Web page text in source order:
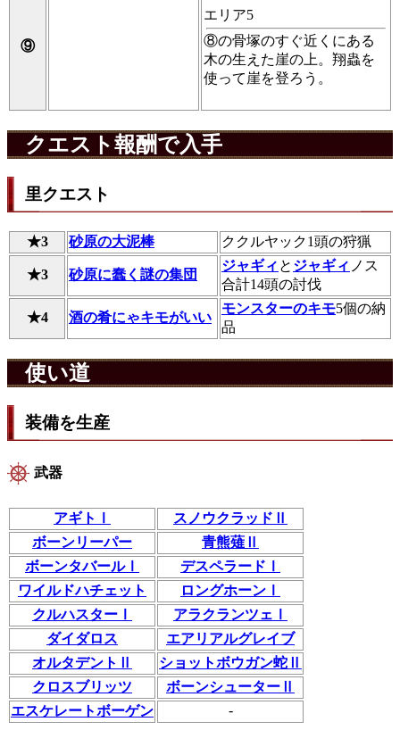
⑨
エリア5
⑧の骨塚のすぐ近くにある
木の生えた崖の上。翔蟲を
使って崖を登ろう。
クエスト報酬で入手
里クエスト
★3 砂原の大泥棒 ククルヤック1頭の狩猟
★3 砂原に蠢く謎の集団
ジャギィ と ジャギィ ノス
合計14頭の討伐
★4 酒の肴にゃキモがいい
モンスターのキモ5個の納
品
使い道
装備を生産
武器
アギトⅠ
スノウクラッドⅡ
ボーンリーパー
青熊薙Ⅱ
ボーンタバールⅠ
デスペラードⅠ
ワイルドハチェット
ロングホーンⅠ
クルハスターⅠ
アラクランツェⅠ
ダイダロス
エアリアルグレイブ
オルタデントⅡ
ショットボウガン蛇Ⅱ
クロスブリッツ
ボーンシューターⅡ
エスケレートボーゲン
-